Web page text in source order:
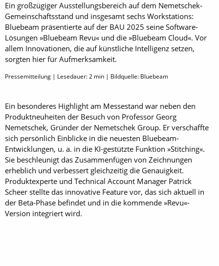
Ein großzügiger Ausstellungsbereich auf dem Nemetschek-
Gemeinschaftsstand und insgesamt sechs Workstations:
Bluebeam präsentierte auf der BAU 2025 seine Software-
Lösungen »Bluebeam Revu« und die »Bluebeam Cloud«. Vor
allem Innovationen, die auf künstliche Intelligenz setzen,
sorgten hier für Aufmerksamkeit.
Pressemitteilung | Lesedauer:2 min | Bildquelle: Bluebeam
Ein besonderes Highlight am Messestand war neben den
Produktneuheiten der Besuch von Professor Georg
Nemetschek, Gründer der Nemetschek Group. Er verschaffte
sich persönlich Einblicke in die neuesten Bluebeam-
Entwicklungen, u. a. in die KI-gestützte Funktion »Stitching«.
Sie beschleunigt das Zusammenfügen von Zeichnungen
erheblich und verbessert gleichzeitig die Genauigkeit.
Produktexperte und Technical Account Manager Patrick
Scheer stellte das innovative Feature vor, das sich aktuell in
der Beta-Phase befindet und in die kommende »Revu«-
Version integriert wird.